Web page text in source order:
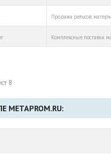
Продажа рельсов,
Комплексные поставки
8